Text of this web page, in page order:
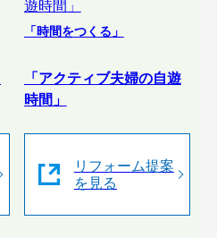
「時間をつくる」
「アクティブ夫婦の自遊
時間」
リフォーム提案
を見る